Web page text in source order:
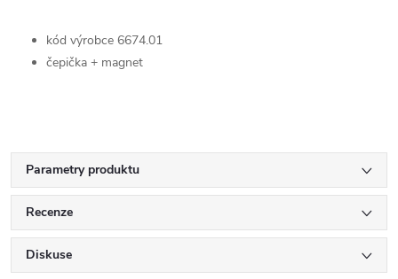
kód výrobce 6674.01
čepička + magnet
Parametry produktu
Recenze
Diskuse